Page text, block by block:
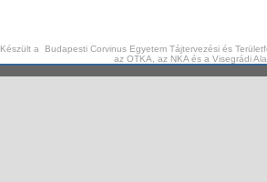
Készült a Budapesti Corvinus Egyetem Tájtervezési és
az OTKA, az NKA és a Visegrádi